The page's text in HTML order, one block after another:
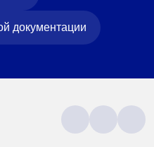
документации